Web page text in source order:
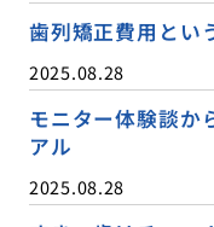
歯列矯正費用とい
2025.08.28
モニター体験談か
アル
2025.08.28